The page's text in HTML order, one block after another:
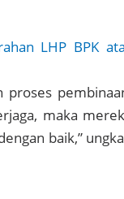
LHP BPK
proses
maka
baik,”